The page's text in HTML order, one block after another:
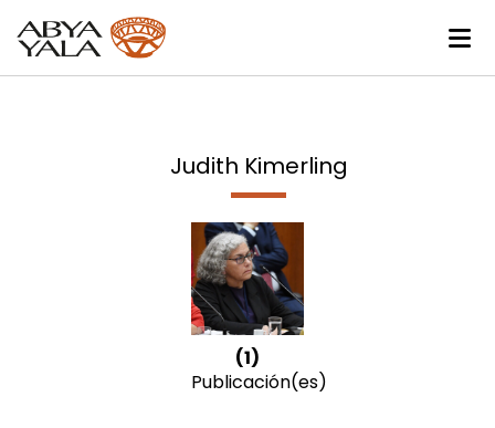
Judith Kimerling
(1)
Publicación(es)